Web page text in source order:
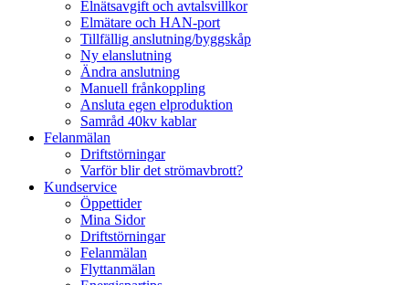
Elnätsavgift och avtalsvillkor
Elmätare och HAN-port
Tillfällig anslutning/byggskåp
Ny elanslutning
Ändra anslutning
Manuell frånkoppling
Ansluta egen elproduktion
Samråd 40kv kablar
Felanmälan
Driftstörningar
Varför blir det strömavbrott?
Kundservice
Öppettider
Mina Sidor
Driftstörningar
Felanmälan
Flyttanmälan